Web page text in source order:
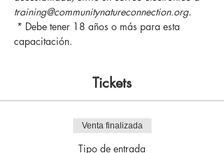
training@communitynatureconnection.org.
capacitación.
Tickets
Venta finalizada
Tipo de entrada